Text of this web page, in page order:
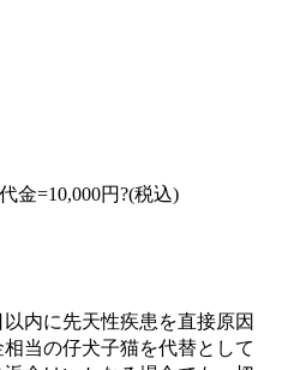
金=10,000円?(税込)
内に先天性疾患を直接原因
当の仔犬子猫を代替として